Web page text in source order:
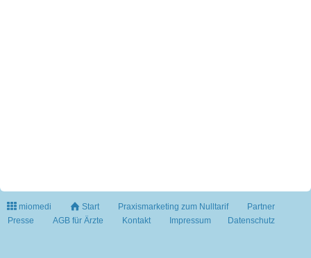
miomedi Start Praxismarketing zum Nulltarif
Partner
Presse
AGB für Ärzte Kontakt Impressum Datenschutz